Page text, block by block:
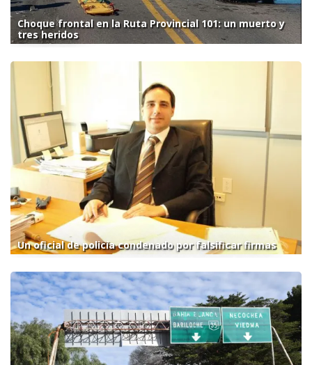
Choque frontal en la Ruta Provincial 101: un muerto y
tres heridos
Un oficial de policía condenado por falsificar firmas